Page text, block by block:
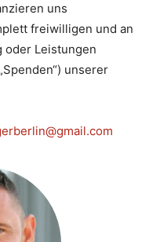
uns
freiwilligen und an
oder Leistungen
unserer